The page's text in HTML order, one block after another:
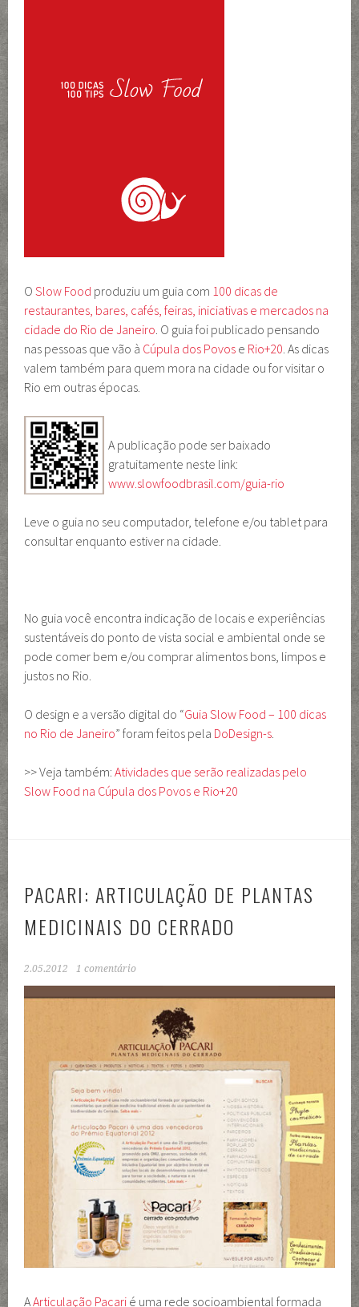
OSlow Food produziu um guia com 100 dicas de
restaurantes, bares, cafés, feiras, iniciativas e mercados na
cidade do Rio de Janeiro. O guia foi publicado pensando
nas pessoas que vão à Cúpula dos Povos e Rio+20. As dicas
valem também para quem mora na cidade ou for visitar o
Rio em outras épocas.
A publicação pode ser baixado
gratuitamente neste link:
www.slowfoodbrasil.com/guia-rio
Leve o guia no seu computador, telefone e/ou tablet para
consultar enquanto estiver na cidade.
No guia você encontra indicação de locais e experiências
sustentáveis do ponto de vista social e ambiental onde se
pode comer bem e/ou comprar alimentos bons, limpos e
justos no Rio.
O design e a versão digital do “Guia Slow Food – 100 dicas
no Rio de Janeiro” foram feitos pela DoDesign-s.
>> Veja também:Atividades que serão realizadas pelo
Slow Food na Cúpula dos Povos e Rio+20
PACARI: ARTICULAÇÃO DE PLANTAS
MEDICINAIS DO CERRADO
2.05.2012 1 comentário
AArticulação Pacari é uma rede socioambiental formada